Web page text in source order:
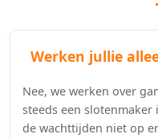
Werken jullie
Nee, we werken over
steeds een
de wachttijden niet op